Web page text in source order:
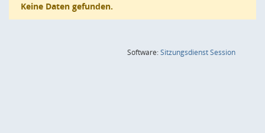
Keine Daten gefunden.
Software:SitzungsdienstSession(Wird in